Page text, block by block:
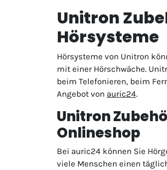
Unitron
Hörsysteme
Hörsysteme von Unitron
mit einer Hörschwäche.
beim Telefonieren, beim
Angebot von auric24.
Unitron
Onlineshop
Bei auric24 können Sie
viele Menschen einen